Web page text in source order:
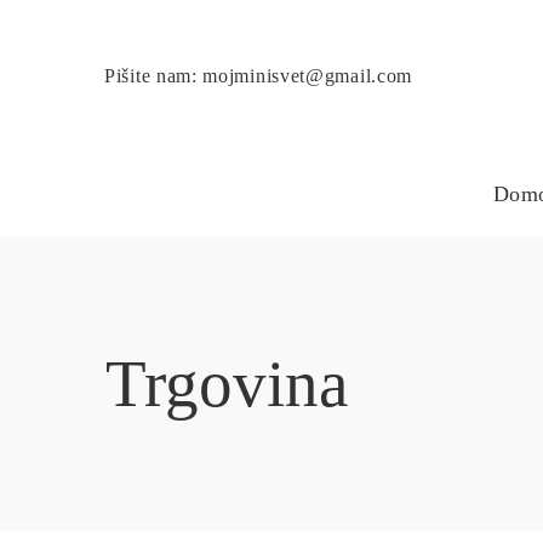
Pišite nam: mojminisvet@gmail.com
Trgovina